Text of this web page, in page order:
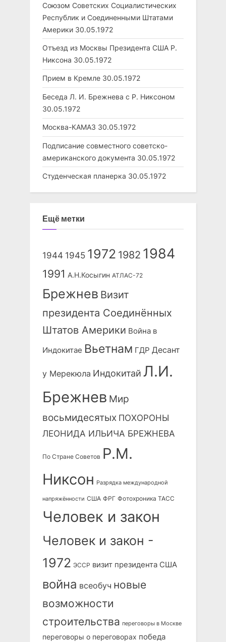
Союзом Советских Социалистических
Республик и Соединенными Штатами
Америки 30.05.1972
Отъезд из Москвы Президента США Р.
Никсона 30.05.1972
Прием в Кремле 30.05.1972
Беседа Л. И. Брежнева с Р. Никсоном
30.05.1972
Москва-КАМАЗ 30.05.1972
Подписание совместного советско-
американского документа 30.05.1972
Студенческая планерка 30.05.1972
Ещё метки
1944 1945 1972 1982 1984
1991 А.Н.Косыгин АТЛАС-72
Брежнев Визит
президента Соединённых
Штатов Америки Война в
Индокитае Вьетнам ГДР Десант
у Мерекюла Индокитай Л.И.
Брежнев Мир
восьмидесятых ПОХОРОНЫ
ЛЕОНИДА ИЛЬИЧА БРЕЖНЕВА
По Стране Советов Р.М.
Никсон Разрядка международной
напряжённости США ФРГ Фотохроника ТАСС
Человек и закон
Человек и закон -
1972 ЭССР визит президента США
война всеобуч новые
возможности
строительства переговоры в Москве
переговоры о переговорах победа